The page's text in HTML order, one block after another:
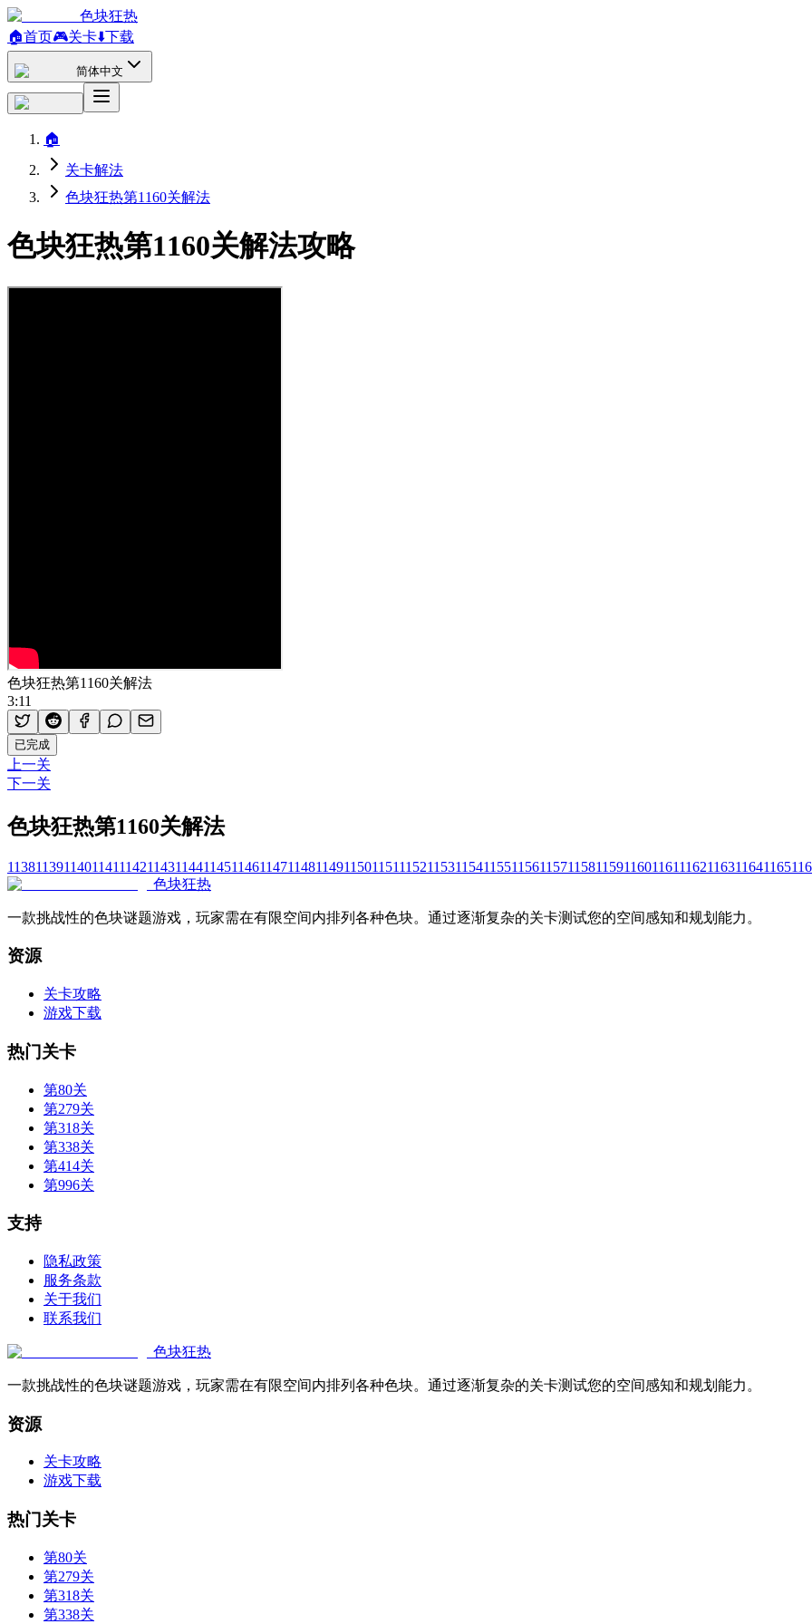
色块狂热
🏠首页🎮关卡⬇️下载
简体中文
🏠
关卡解法
色块狂热第1160关解法
色块狂热第1160关解法攻略
色块狂热第1160关解法
3:11
已完成
上一关
下一关
色块狂热第1160关解法
1138113911401141114211431144114511461147114811491150115111521153115411551156115711581159116011611162116311641165
色块狂热
一款挑战性的色块谜题游戏，玩家需在有限空间内排列各种色块。通过逐渐复杂的关卡测试您的空间感知和规划能力。
资源
关卡攻略
游戏下载
热门关卡
第80关
第279关
第318关
第338关
第414关
第996关
支持
隐私政策
服务条款
关于我们
联系我们
色块狂热
一款挑战性的色块谜题游戏，玩家需在有限空间内排列各种色块。通过逐渐复杂的关卡测试您的空间感知和规划能力。
资源
关卡攻略
游戏下载
热门关卡
第80关
第279关
第318关
第338关